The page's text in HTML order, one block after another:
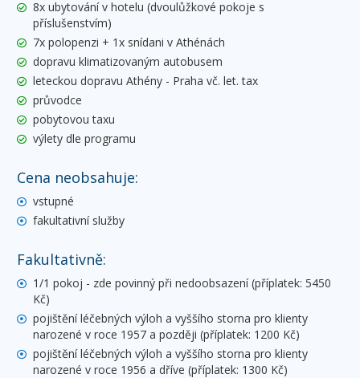
8x ubytování v hotelu (dvoulůžkové pokoje s
příslušenstvím)
7x polopenzi + 1x snídani v Athénách
dopravu klimatizovaným autobusem
leteckou dopravu Athény - Praha vč. let. tax
průvodce
pobytovou taxu
výlety dle programu
Cena neobsahuje:
vstupné
fakultativní služby
Fakultativně:
1/1 pokoj - zde povinný při nedoobsazení (příplatek: 5450
Kč)
pojištění léčebných výloh a vyššího storna pro klienty
narozené v roce 1957 a později (příplatek: 1200 Kč)
pojištění léčebných výloh a vyššího storna pro klienty
narozené v roce 1956 a dříve (příplatek: 1300 Kč)